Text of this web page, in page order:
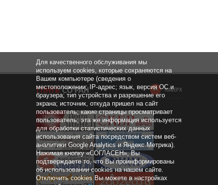
НАВЕРХ
Для качественного обслуживания мы
используем cookies, которые сохраняются на
Вашем компьютере (сведения о
местоположении; IP-адрес; язык, версия ОС и
браузера; тип устройства и разрешение его
экрана; источник, откуда пришел на сайт
пользователь; какие страницы просматривает
пользователь; эта же информация используется
для обработки статистических данных
использования сайта посредством систем веб-
аналитики Google Analytics и Яндекс.Метрика).
Нажимая кнопку «СОГЛАСЕН», Вы
подтверждаете то, что Вы проинформированы
об использовании cookies на нашем сайте.
Отключить cookies Вы можете в настройках